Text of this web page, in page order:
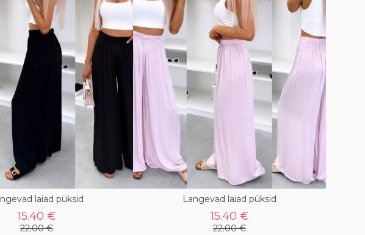
laiad püksid
15.40 €
22.00 €
Langevad laiad püksid
15.40 €
22.00 €